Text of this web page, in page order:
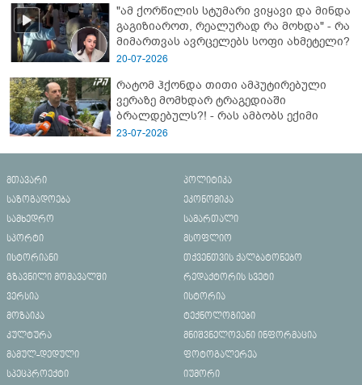
"ამ ქორწილის სტუმარი ვიყავი და მინდა
გაგიზიაროთ, რეალურად რა მოხდა" - რა
მიმართვას ავრცელებს სოფი ახმეტელი?
20-07-2026
რატომ ჰქონდა თითი ამპუტირებული
ვერაზე მომხდარ ტრაგედიაში
ბრალდებულს?! - რას ამბობს ექიმი
23-07-2026
მთავარი
პოლიტიკა
საზოგადოება
ეკონომიკა
სამხედრო
სამართალი
სპორტი
მსოფლიო
ისტორიანი
თქვენთვის ქალბატონებო
გზავნილი მომავალში
რედაქტორის სვეტი
ვერსია
ისტორია
მოზაიკა
ტექნოლოგიები
კულტურა
მნიშვნელოვანი ინფორმაცია
მამულ-დედული
ფოტოგალერეა
სპეცპროექტი
იუმორი